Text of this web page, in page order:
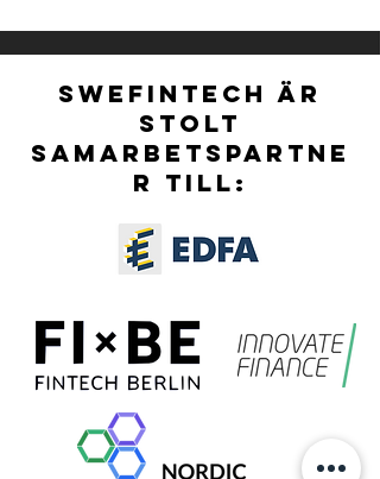
AWARDS 2026 ARE
OFFICIALLY OPEN!
SWEFINTECH ÄR
STOLT
SAMARBETSPARTNE
R TILL: